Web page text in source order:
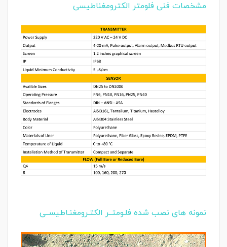
مشخصات فنی فلومتر الکترومغناطیسی
نمونه های نصب شده فلـومتــر الکتـرومغنـاطیســی